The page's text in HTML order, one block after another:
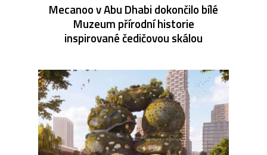
Mecanoo v Abu Dhabi dokončilo bílé
Muzeum přírodní historie
inspirované čedičovou skálou